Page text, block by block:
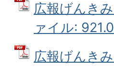
広報げんき
ァイル:
広報げんき